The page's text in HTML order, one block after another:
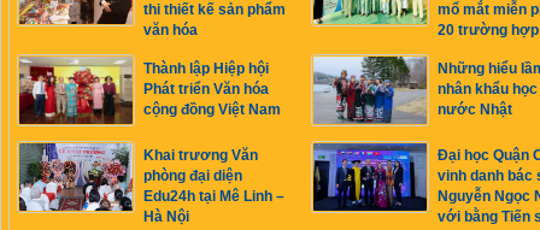
thi thiết kế sản phẩm
văn hóa
mổ mắt miễn
20 trường hợp
Thành lập Hiệp hội
Phát triển Văn hóa
cộng đồng Việt Nam
Những hiểu
nhân khẩu
nước Nhật
Khai trương Văn
phòng đại diện
Edu24h tại Mê Linh –
Hà Nội
Đại học Quận
vinh danh bác
Nguyễn Ngọc
với bằng Tiến